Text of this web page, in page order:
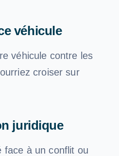
véhicule
véhicule contre les
croiser sur
juridique
face à un conflit ou